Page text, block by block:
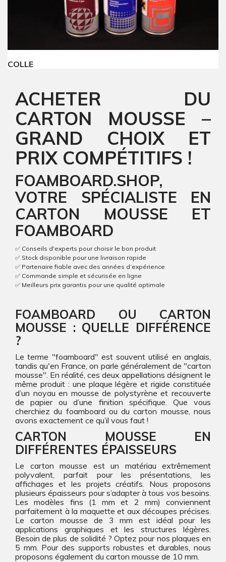
COLLE
ACHETER DU
CARTON MOUSSE –
GRAND CHOIX ET
PRIX COMPÉTITIFS !
FOAMBOARD.SHOP,
VOTRE SPÉCIALISTE EN
CARTON MOUSSE ET
FOAMBOARD
✅ Conseils d'experts pour choisir le bon produit
✅ Stock disponible pour une livraison rapide
✅ Partenaire fiable avec des années d’expérience
✅ Commande simple et sécurisée en ligne
✅ Meilleurs prix garantis pour une qualité optimale
FOAMBOARD OU CARTON
MOUSSE : QUELLE DIFFÉRENCE
?
Le terme "foamboard" est souvent utilisé en anglais,
tandis qu'en France, on parle généralement de "carton
mousse". En réalité, ces deux appellations désignent le
même produit : une plaque légère et rigide constituée
d’un noyau en mousse de polystyrène et recouverte
de papier ou d’une finition spécifique. Que vous
cherchiez du foamboard ou du carton mousse, nous
avons exactement ce qu’il vous faut !
CARTON MOUSSE EN
DIFFÉRENTES ÉPAISSEURS
Le carton mousse est un matériau extrêmement
polyvalent, parfait pour les présentations, les
affichages et les projets créatifs. Nous proposons
plusieurs épaisseurs pour s’adapter à tous vos besoins.
Les modèles fins (1 mm et 2 mm) conviennent
parfaitement à la maquette et aux découpes précises.
Le carton mousse de 3 mm est idéal pour les
applications graphiques et les structures légères.
Besoin de plus de solidité ? Optez pour nos plaques en
5 mm. Pour des supports robustes et durables, nous
proposons également du carton mousse de 10 mm.